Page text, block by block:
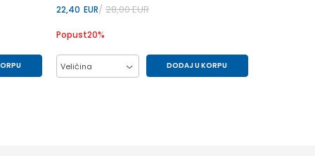
22,40 EUR 28,00EUR
Popust20%
Veličina DODAJ U KORPU